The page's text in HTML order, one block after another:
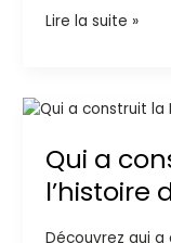
Lire la suite »
Qui a
l’histoire
Découvrez qui a
Qui
construit
la
Kaaba